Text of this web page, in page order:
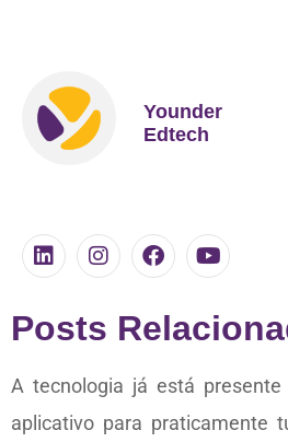
Younder
Edtech
Posts
A tecnologia já está
aplicativo para praticamente